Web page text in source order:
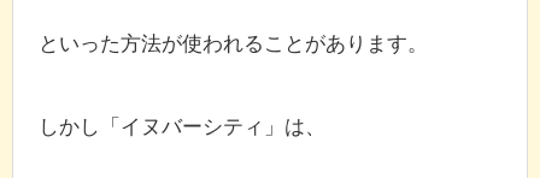
といった方法が使われることがあります。
しかし「イヌバーシティ」は、